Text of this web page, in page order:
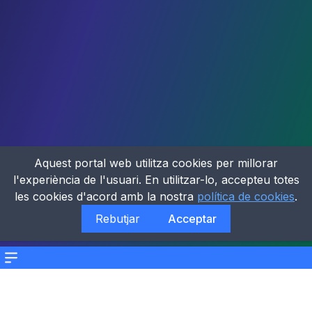
Menu
Aquest portal web utilitza cookies per millorar
l'experiència de l'usuari. En utilitzar-lo, accepteu totes
les cookies d'acord amb la nostra política de cookies.
Rebutjar
Acceptar